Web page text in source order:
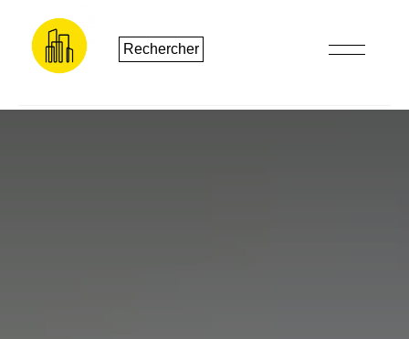
Rechercher